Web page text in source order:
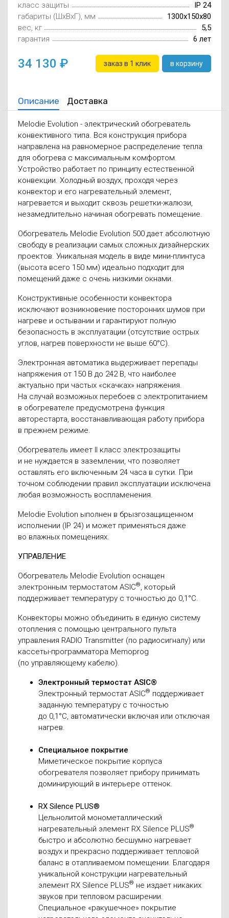
класс защиты
IP 24
габариты (ШxВxГ), мм
1300x150x80
вес, кг
5,5
гарантия
6 лет
34 130 заказ в 1 клик в корзину
Описание Доставка
Melodie Evolution - электрический обогреватель
конвективного типа. Вся конструкция прибора
направлена на равномерное распределение тепла
для обогрева с максимальным комфортом.
Устройство работает по принципу естественной
конвекции. Холодный воздух, проходя через
конвектор и его нагревательный элемент,
нагревается и выходит сквозь решетки-жалюзи,
незамедлительно начиная обогревать помещение.
Обогреватель Melodie Evolution 500 дает абсолютную
свободу в реализации самых сложных дизайнерских
проектов. Уникальная модель в виде мини-плинтуса
(высота всего 150 мм) идеально подходит для
помещений даже с очень низкими окнами.
Конструктивные особенности конвектора
исключают возникновение посторонних шумов при
нагреве и остывании и гарантируют полную
безопасность в эксплуатации (отсутствие острых
углов, нагрев поверхности не выше 60°С).
Электронная автоматика выдерживает перепады
напряжения от 150 В до 242 В, что наиболее
актуально при частых «скачках» напряжения.
На случай возможных перебоев с электропитанием
в обогревателе предусмотрена функция
авторестарта, восстанавливающая работу прибора
в прежнем режиме.
Обогреватель имеет II класс электрозащиты
и не нуждается в заземлении, что позволяет
оставлять его включенным 24 часа в сутки. При
точном соблюдении правил эксплуатации исключена
любая возможность воспламенения.
Melodie Evolution ыполнен в брызгозащищенном
исполнении (IP 24) и может применяться даже
во влажных помещениях.
УПРАВЛЕНИЕ
Обогреватель Melodie Evolution оснащен
электронным термостатом ASIC®, который
поддерживает температуру с точностью до 0,1°С.
Конвекторы можно объединить в единую систему
отопления с помощью центрального пульта
управления RADIO Transmitter (по радиосигналу) или
кассеты-программатора Memoprog
(по управляющему кабелю).
Электронный термостат ASIC®
Электронный термостат ASIC® поддерживает
заданную температуру с точностью
до 0,1°С, автоматически включая или отключая
нагрев.
Специальное покрытие
Миметическое покрытие корпуса
обогревателя позволяет прибору принимать
доминирующий в интерьере оттенок.
RX Silence PLUS®
Цельнолитой монометаллический
нагревательный элемент RX Silence PLUS®
быстро и абсолютно бесшумно нагревает
воздух и прекрасно поддерживает тепловой
баланс в отапливаемом помещении. Благодаря
уникальной конструкции нагревательный
элемент RX Silence PLUS® не издает никаких
звуков при тепловом расширении.
Специальное «ракушечное» покрытие
Осушители
Wi-Fi модуля
отработанном